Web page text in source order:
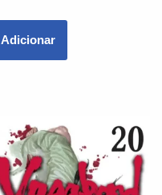
Adicionar